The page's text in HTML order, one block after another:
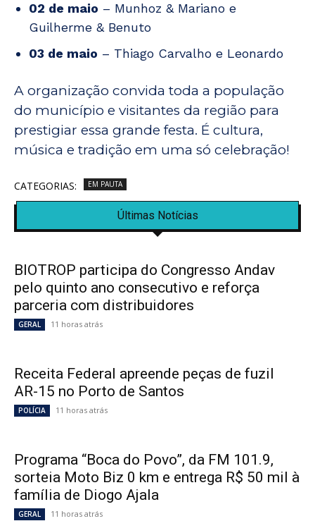
02 de maio – Munhoz & Mariano e
Guilherme & Benuto
03 de maio – Thiago Carvalho e Leonardo
A organização convida toda a população
do município e visitantes da região para
prestigiar essa grande festa. É cultura,
música e tradição em uma só celebração!
CATEGORIAS: EM PAUTA
Últimas Notícias
BIOTROP participa do Congresso Andav
pelo quinto ano consecutivo e reforça
parceria com distribuidores
GERAL 11 horas atrás
Receita Federal apreende peças de fuzil
AR-15 no Porto de Santos
POLÍCIA 11 horas atrás
Programa “Boca do Povo”, da FM 101.9,
sorteia Moto Biz 0 km e entrega R$ 50 mil à
família de Diogo Ajala
GERAL 11 horas atrás